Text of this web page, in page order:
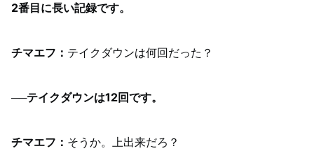
2番目に長い記録です。
チマエフ： テイクダウンは何回だった？
──テイクダウンは12回です。
チマエフ： そうか。上出来だろ？